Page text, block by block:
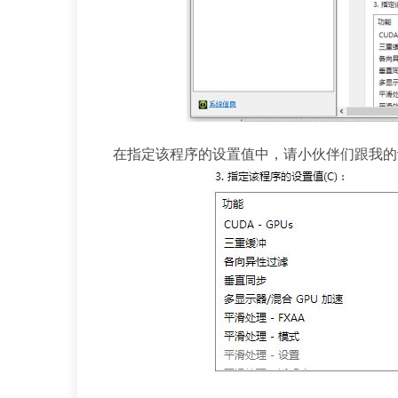
在指定该程序的设置值中，请小伙伴们跟我